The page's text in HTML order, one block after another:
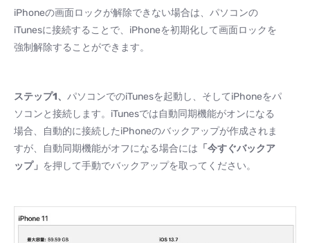
iPhoneの画面ロックが解除できない場合は、パソコンの
iTunesに接続することで、iPhoneを初期化して画面ロックを
強制解除することができます。
ステップ1、 パソコンでのiTunesを起動し、そしてiPhoneをパ
ソコンと接続します。iTunesでは自動同期機能がオンになる
場合、自動的に接続したiPhoneのバックアップが作成されま
すが、自動同期機能がオフになる場合には 「今すぐバックア
ップ」 を押して手動でバックアップを取ってください。